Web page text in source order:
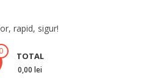
rapid, sigur!
0 TOTAL
0,00 lei